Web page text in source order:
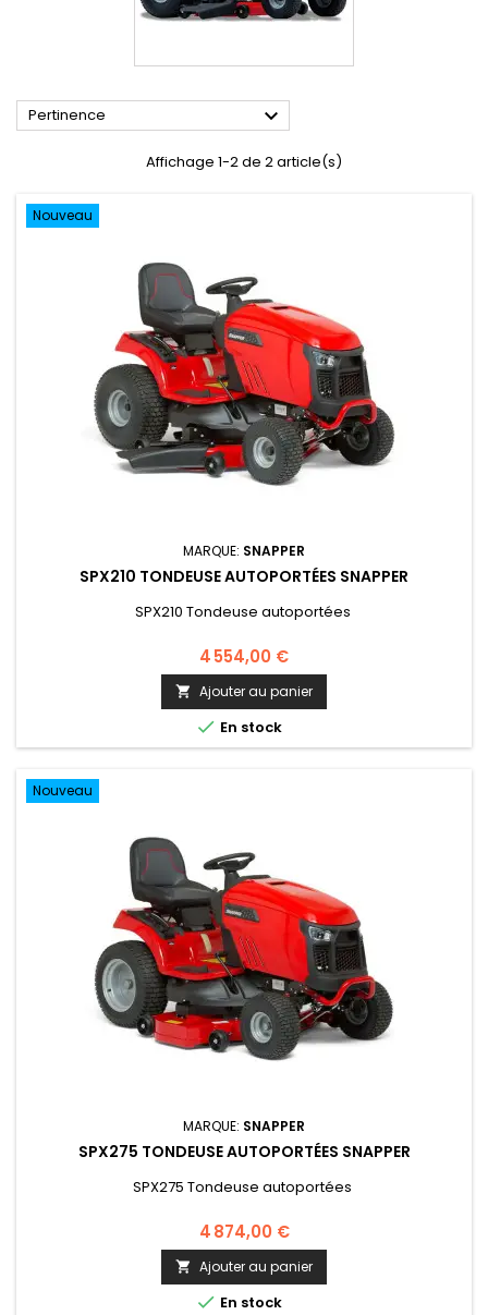
Pertinence 
Affichage 1-2 de 2 article(s)
Nouveau
MARQUE: SNAPPER
SPX210 TONDEUSE AUTOPORTÉES SNAPPER
SPX210 Tondeuse autoportées
4 554,00 €
 Ajouter au panier
 En stock
Nouveau
MARQUE: SNAPPER
SPX275 TONDEUSE AUTOPORTÉES SNAPPER
SPX275 Tondeuse autoportées
4 874,00 €
 Ajouter au panier
 En stock